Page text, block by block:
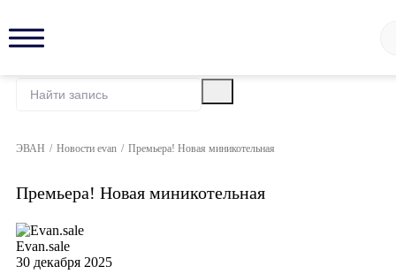
ЭВАН / Новости evan / Премьера! Новая миникотельная
Премьера! Новая миникотельная
Evan.sale
30 декабря 2025